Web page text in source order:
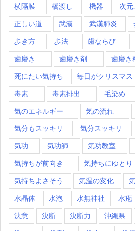
横隔膜 橋渡し 機器 次元
正しい道 武漢 武漢肺炎
歩き方 歩法 歯ならび
歯磨き 歯磨き剤 歯磨き
死にたい気持ち 毎日がクリスマス
毒素 毒素排出 毛染め
気のエネルギー 気の流れ
気分もスッキリ 気分スッキリ
気功 気功師 気功教室
気持ちが前向き 気持ちにゆとり
気持ちよさそう 気温の変化
水晶体 水泡 水無神社 水疱
決意 決断 決断力 沖縄県